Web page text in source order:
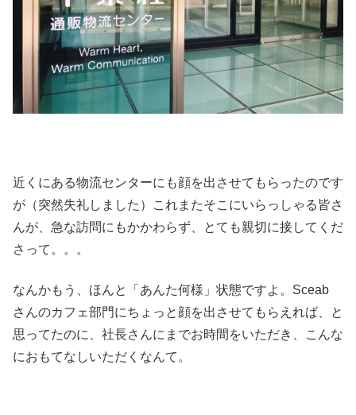
近くにある物流センターにも顔を出させてもらったのです
が（突然失礼しました）これまたそこにいらっしゃる皆さ
んが、急な訪問にもかかわらず、とても親切に接してくだ
さって。。。
なんかもう、ほんと「あんた何様」状態ですよ。Sceab
さんのカフェ部門にちょっと顔を出させてもらえれば、と
思ってたのに、社長さんにまでお時間をいただき、こんな
におもてなしいただくなんて。